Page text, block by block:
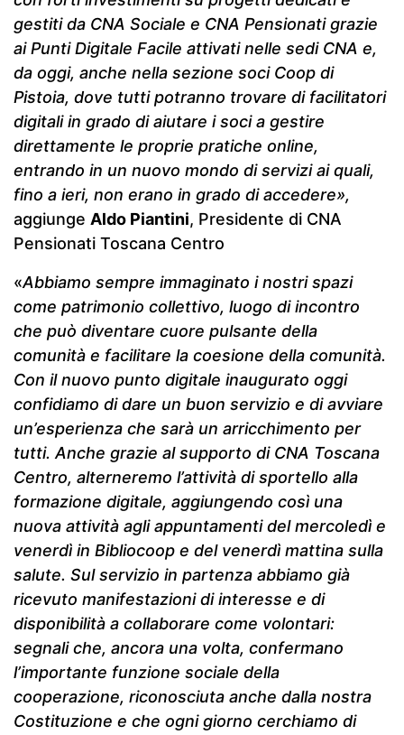
gestiti da CNA Sociale e CNA Pensionati grazie
ai Punti Digitale Facile attivati nelle sedi CNA e,
da oggi, anche nella sezione soci Coop di
Pistoia, dove tutti potranno trovare di facilitatori
digitali in grado di aiutare i soci a gestire
direttamente le proprie pratiche online,
entrando in un nuovo mondo di servizi ai quali,
fino a ieri, non erano in grado di accedere»,
aggiunge Aldo Piantini, Presidente di CNA
Pensionati Toscana Centro
«Abbiamo sempre immaginato i nostri spazi
come patrimonio collettivo, luogo di incontro
che può diventare cuore pulsante della
comunità e facilitare la coesione della comunità.
Con il nuovo punto digitale inaugurato oggi
confidiamo di dare un buon servizio e di avviare
un’esperienza che sarà un arricchimento per
tutti. Anche grazie al supporto di CNA Toscana
Centro, alterneremo l’attività di sportello alla
formazione digitale, aggiungendo così una
nuova attività agli appuntamenti del mercoledì e
venerdì in Bibliocoop e del venerdì mattina sulla
salute. Sul servizio in partenza abbiamo già
ricevuto manifestazioni di interesse e di
disponibilità a collaborare come volontari:
segnali che, ancora una volta, confermano
l’importante funzione sociale della
cooperazione, riconosciuta anche dalla nostra
Costituzione e che ogni giorno cerchiamo di